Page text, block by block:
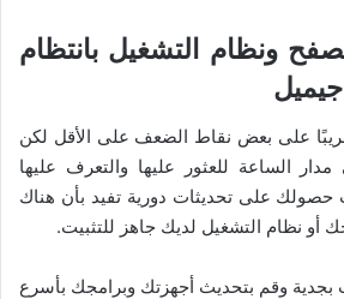
ونظام التشغيل بانتظام
على بعض نقاط الضعف على الأقل لكن
الساعة للعثور عليها والتعرف عليها
على تحديثات دورية تفيد بأن هناك
أو نظام التشغيل لديك جاهز للتثبيت.
بجدية وقم بتحديث أجهزتك وبرامجك بأسرع